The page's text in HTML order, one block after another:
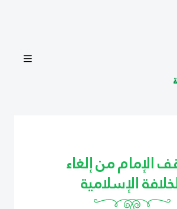
الإمام من إلغاء
الإسلامية